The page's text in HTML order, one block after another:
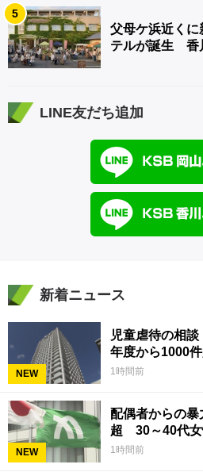
5
父母ケ浜近く
テルが誕生 香
LINE友だち追加
新着ニュース
NEW
児童虐待の相
年度から1000
1時間前
NEW
配偶者からの
超 30～40代
1時間前